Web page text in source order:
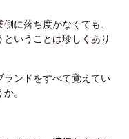
に落ち度がなくても、
いうことは珍しくあり
ンドをすべて覚えてい
。